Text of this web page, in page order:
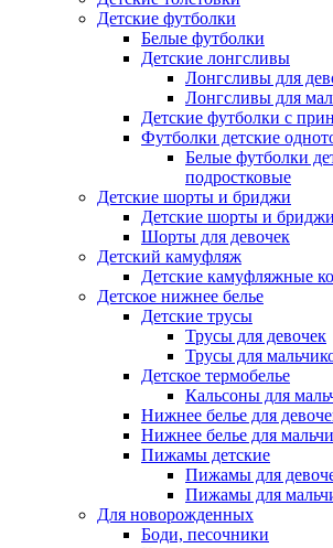
Детские футболки
Белые футболки
Детские лонгсливы
Лонгсливы для
Лонгсливы для
Детские футболки с
Футболки детские
Белые футболки
подростковые
Детские шорты и бриджи
Детские шорты и бриджи
Шорты для девочек
Детский камуфляж
Детские камуфляжные
Детское нижнее белье
Детские трусы
Трусы для девочек
Трусы для
Детское термобелье
Кальсоны для
Нижнее белье для
Нижнее белье для
Пижамы детские
Пижамы для
Пижамы для
Для новорожденных
Боди, песочники